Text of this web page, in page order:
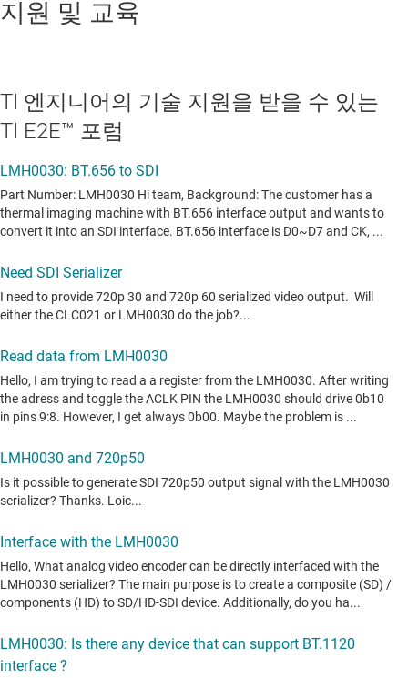
지원 및 교육
TI 엔지니어의 기술 지원을 받을 수 있는
TI E2E™ 포럼